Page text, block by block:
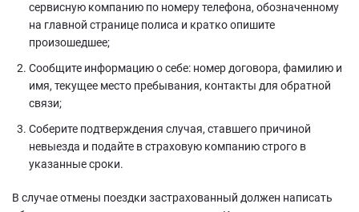
сервисную компанию по номеру телефона, обозначенному
на главной странице полиса и кратко опишите
произошедшее;
Сообщите информацию о себе: номер договора, фамилию и
имя, текущее место пребывания, контакты для обратной
связи;
Соберите подтверждения случая, ставшего причиной
невыезда и подайте в страховую компанию строго в
указанные сроки.
В случае отмены поездки застрахованный должен написать